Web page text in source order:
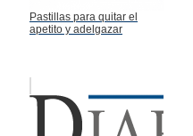
Pastillas para quitar el
apetito y adelgazar